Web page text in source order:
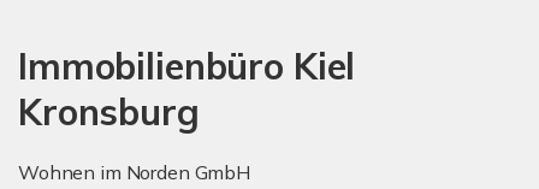
Immobilienbüro Kiel
Kronsburg
Wohnen im Norden GmbH